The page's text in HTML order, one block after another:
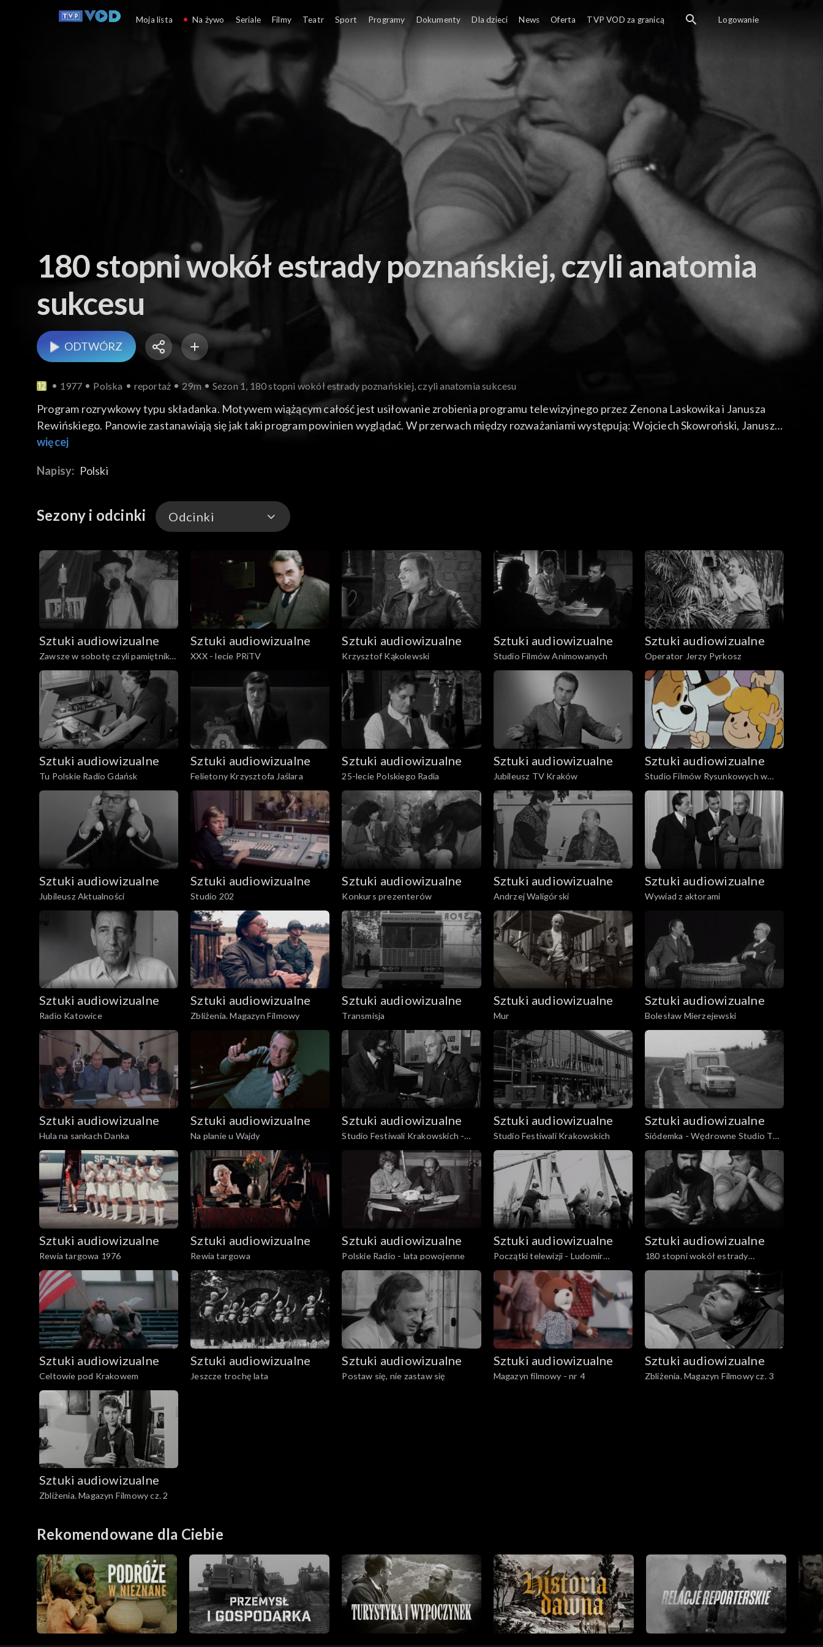
180 stopni wokół estrady poznańskiej, czyli anatomia
sukcesu
ODTWÓRZ
1977 Polska reportaż 29m Sezon 1, 180 stopni wokół estrady poznańskiej, czyli anatomia sukcesu
Program rozrywkowy typu składanka. Motywem wiążącym całość jest usiłowanie zrobienia programu telewizyjnego przez Zenona Laskowika i Janusza
Rewińskiego. Panowie zastanawiają się jak taki program powinien wyglądać. W przerwach między rozważaniami występują: Wojciech Skowroński, Janusz
Rewiński, Urszula Sipińska, Halina Frąckowiak, Zdzisława Sośnicka, Magda Bielecka, Hanna Banaszak, Piotr Żurowski, Basia Trzetrzelewska z zespołem
więcej
Napisy: Polski
Sezony i odcinki Odcinki
Odcinki
Sztuki audiowizualne
Zawsze w sobotę czyli pamiętnik
Piotra S.
Sztuki audiowizualne
XXX - lecie PRiTV
Sztuki audiowizualne
Krzysztof Kąkolewski
Sztuki audiowizualne
Studio Filmów Animowanych
Sztuki audiowizualne
Operator Jerzy Pyrkosz
Sztuki audiowizualne
Tu Polskie Radio Gdańsk
Sztuki audiowizualne
Felietony Krzysztofa Jaślara
Sztuki audiowizualne
25-lecie Polskiego Radia
Sztuki audiowizualne
Jubileusz TV Kraków
Sztuki audiowizualne
Studio Filmów Rysunkowych w
Bielsku-Białej
Sztuki audiowizualne
Jubileusz Aktualności
Sztuki audiowizualne
Studio 202
Sztuki audiowizualne
Konkurs prezenterów
Sztuki audiowizualne
Andrzej Waligórski
Sztuki audiowizualne
Wywiad z aktorami
Sztuki audiowizualne
Radio Katowice
Sztuki audiowizualne
Zbliżenia. Magazyn Filmowy
Sztuki audiowizualne
Transmisja
Sztuki audiowizualne
Mur
Sztuki audiowizualne
Bolesław Mierzejewski
Sztuki audiowizualne
Hula na sankach Danka
Sztuki audiowizualne
Na planie u Wajdy
Sztuki audiowizualne
Studio Festiwali Krakowskich -
wywiad z Sylwestrem Braunem
Sztuki audiowizualne
Studio Festiwali Krakowskich
Sztuki audiowizualne
Siódemka - Wędrowne Studio TV
Katowice
Sztuki audiowizualne
Rewia targowa 1976
Sztuki audiowizualne
Rewia targowa
Sztuki audiowizualne
Polskie Radio - lata powojenne
Sztuki audiowizualne
Początki telewizji - Ludomir
Budziński
Sztuki audiowizualne
180 stopni wokół estrady
poznańskiej, czyli anatomia
Sztuki audiowizualne
Celtowie pod Krakowem
Sztuki audiowizualne
Jeszcze trochę lata
Sztuki audiowizualne
Postaw się, nie zastaw się
Sztuki audiowizualne
Magazyn filmowy - nr 4
Sztuki audiowizualne
Zbliżenia. Magazyn Filmowy cz. 3
Sztuki audiowizualne
Zbliżenia. Magazyn Filmowy cz. 2
Rekomendowane dla Ciebie
Moja lista Na żywo Seriale Filmy Teatr Sport Programy Dokumenty Dla dzieci News Oferta TVP VOD za granicą Logowanie